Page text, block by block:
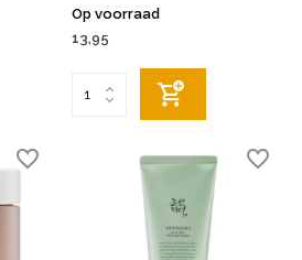
Op voorraad
13,95